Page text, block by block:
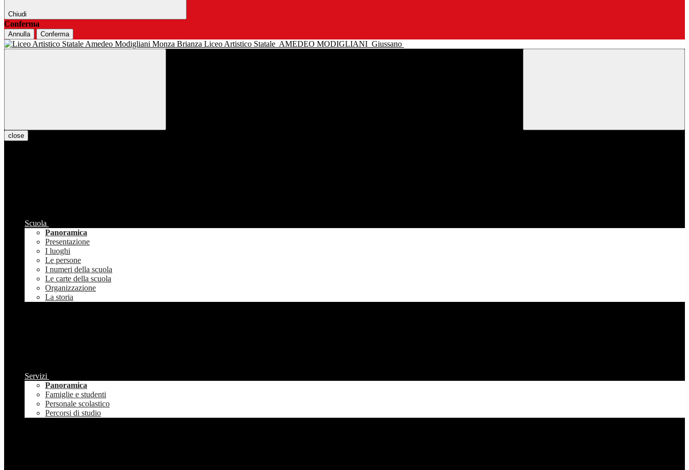
Chiudi
Conferma
Annulla Conferma
Liceo Artistico Statale AMEDEO MODIGLIANI Giussano
close
Scuola
Panoramica
Presentazione
I luoghi
Le persone
I numeri della scuola
Le carte della scuola
Organizzazione
La storia
Servizi
Panoramica
Famiglie e studenti
Personale scolastico
Percorsi di studio